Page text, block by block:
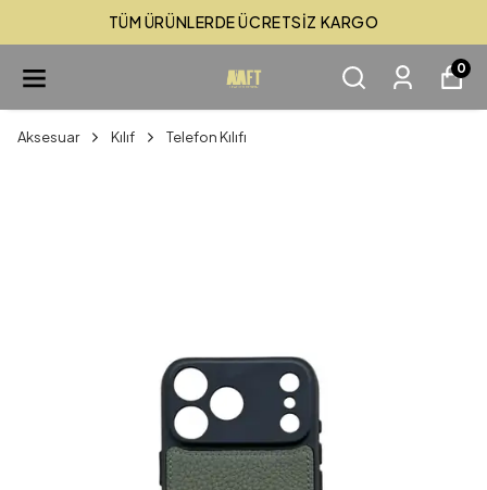
TÜM ÜRÜNLERDE ÜCRETSİZ KARGO
0
Aksesuar Kılıf Telefon Kılıfı